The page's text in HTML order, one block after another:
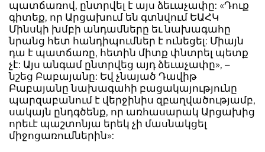
պատճառով, ընտրվել է այս ձեւաչափը: «Դուք
գիտեք, որ Արցախում են գտնվում ԵԱՀԿ
Մինսկի խմբի անդամները եւ նախագահը
նրանց հետ հանդիպումներ է ունեցել: Միայն
դա է պատճառը, հետին միտք փնտրել պետք
չէ: Այս անգամ ընտրվեց այդ ձեւաչափը», –
նշեց Բաբայանը: Եվ չնայած Դավիթ
Բաբայանը նախագահի բացակայությունը
պարզաբանում է վերջինիս զբաղվածությամբ,
սակայն ընդգծենք, որ առհասարակ Արցախից
որեւէ պաշտոնյա երեկ չի մասնակցել
միջոցառումներին»: